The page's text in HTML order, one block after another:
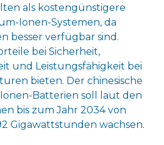
als kostengünstigere
Ionen-Systemen, da
besser verfügbar sind.
bei Sicherheit,
und Leistungsfähigkeit bei
bieten. Der chinesische
Batterien soll laut den
bis zum Jahr 2034 von
Gigawattstunden wachsen.